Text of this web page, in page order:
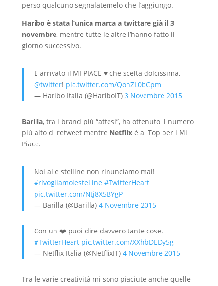
perso qualcuno segnalatemelo che l’aggiungo.
Haribo è stata l’unica marca a twittare già il 3
novembre, mentre tutte le altre l’hanno fatto il
giorno successivo.
È arrivato il MI PIACE ♥ che scelta dolcissima,
@twitter! pic.twitter.com/QohZL0bCpm
— Haribo Italia (@HariboIT) 3 Novembre 2015
Barilla, tra i brand più “attesi”, ha ottenuto il numero
più alto di retweet mentre Netflixè al Top per i Mi
Piace.
Noi alle stelline non rinunciamo mai!
#rivogliamolestelline #TwitterHeart
pic.twitter.com/Ntj8X5BYgP
— Barilla (@Barilla) 4 Novembre 2015
Con un ❤️ puoi dire davvero tante cose.
#TwitterHeart pic.twitter.com/XXhbDEDy5g
— Netflix Italia (@NetflixIT) 4 Novembre 2015
Tra le varie creatività mi sono piaciute anche quelle